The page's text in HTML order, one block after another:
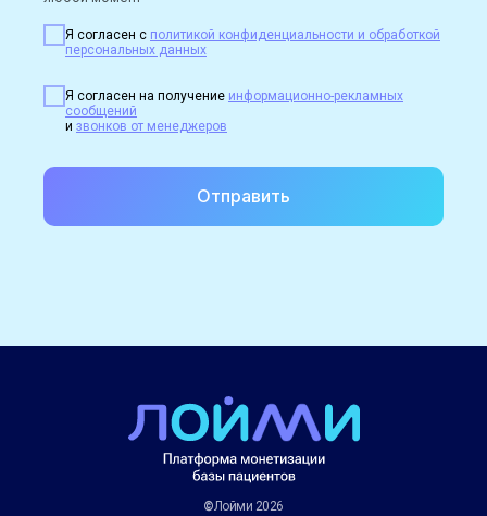
Я согласен с политикой конфиденциальности и обработкой
персональных данных
Я согласен на получение информационно-рекламных
сообщений
и звонков от менеджеров
Отправить
©Лойми 2026